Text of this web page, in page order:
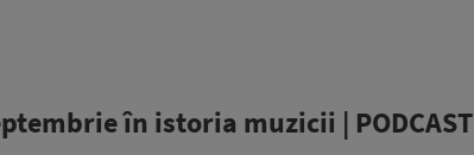
în istoria muzicii | PODCAST